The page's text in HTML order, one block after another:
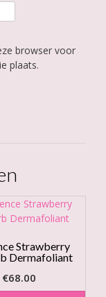
browser voor
plaats.
Strawberry
Dermafoliant
€68.00